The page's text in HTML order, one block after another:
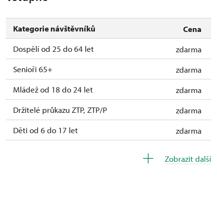
Kategorie návštěvníků
Cena
Dospělí od 25 do 64 let
zdarma
Senioři 65+
zdarma
Mládež od 18 do 24 let
zdarma
Držitelé průkazu ZTP, ZTP/P
zdarma
Děti od 6 do 17 let
zdarma
Zobrazit další